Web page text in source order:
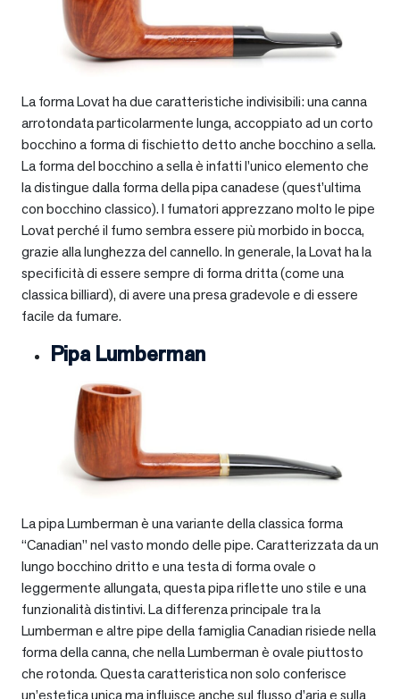
La forma Lovat ha due caratteristiche indivisibili: una canna
arrotondata particolarmente lunga, accoppiato ad un corto
bocchino a forma di fischietto detto anche bocchino a sella.
La forma del bocchino a sella è infatti l’unico elemento che
la distingue dalla forma della pipa canadese (quest’ultima
con bocchino classico). I fumatori apprezzano molto le pipe
Lovat perché il fumo sembra essere più morbido in bocca,
grazie alla lunghezza del cannello. In generale, la Lovat ha la
specificità di essere sempre di forma dritta (come una
classica billiard), di avere una presa gradevole e di essere
facile da fumare.
Pipa Lumberman
La pipa Lumberman è una variante della classica forma
“Canadian” nel vasto mondo delle pipe. Caratterizzata da un
lungo bocchino dritto e una testa di forma ovale o
leggermente allungata, questa pipa riflette uno stile e una
funzionalità distintivi. La differenza principale tra la
Lumberman e altre pipe della famiglia Canadian risiede nella
forma della canna, che nella Lumberman è ovale piuttosto
che rotonda. Questa caratteristica non solo conferisce
un’estetica unica ma influisce anche sul flusso d’aria e sulla